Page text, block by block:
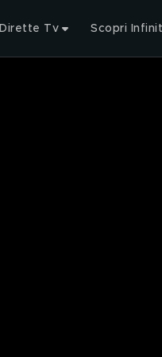
Dirette Tv Scopri